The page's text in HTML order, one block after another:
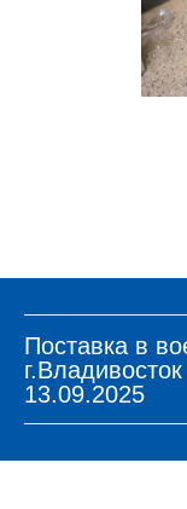
Поставка в
г.Владивосток
13.09.2025